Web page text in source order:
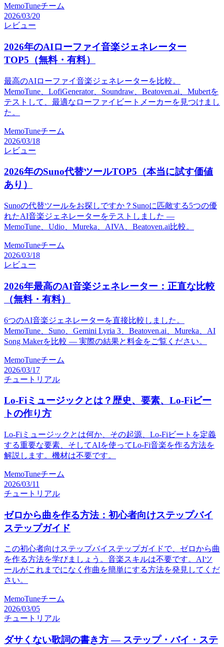
MemoTuneチーム
2026/03/20
レビュー
2026年のAIローファイ音楽ジェネレーター
TOP5（無料・有料）
最高のAIローファイ音楽ジェネレーターを比較。
MemoTune、LofiGenerator、Soundraw、Beatoven.ai、Mubertを
テストして、最適なローファイビートメーカーを見つけまし
た。
MemoTuneチーム
2026/03/18
レビュー
2026年のSuno代替ツールTOP5（本当に試す価値
あり）
Sunoの代替ツールをお探しですか？Sunoに匹敵する5つの優
れたAI音楽ジェネレーターをテストしました —
MemoTune、Udio、Mureka、AIVA、Beatoven.ai比較。
MemoTuneチーム
2026/03/18
レビュー
2026年最高のAI音楽ジェネレーター：正直な比較
（無料・有料）
6つのAI音楽ジェネレーターを直接比較しました。
MemoTune、Suno、Gemini Lyria 3、Beatoven.ai、Mureka、AI
Song Makerを比較 — 実際の結果と料金をご覧ください。
MemoTuneチーム
2026/03/17
チュートリアル
Lo-Fiミュージックとは？歴史、要素、Lo-Fiビー
トの作り方
Lo-Fiミュージックとは何か、その起源、Lo-Fiビートを定義
する重要な要素、そしてAIを使ってLo-Fi音楽を作る方法を
解説します。機材は不要です。
MemoTuneチーム
2026/03/11
チュートリアル
ゼロから曲を作る方法：初心者向けステップバイ
ステップガイド
この初心者向けステップバイステップガイドで、ゼロから曲
を作る方法を学びましょう。音楽スキルは不要です。AIツ
ールがこれまでになく作曲を簡単にする方法を発見してくだ
さい。
MemoTuneチーム
2026/03/05
チュートリアル
ダサくない歌詞の書き方 — ステップ・バイ・ステ